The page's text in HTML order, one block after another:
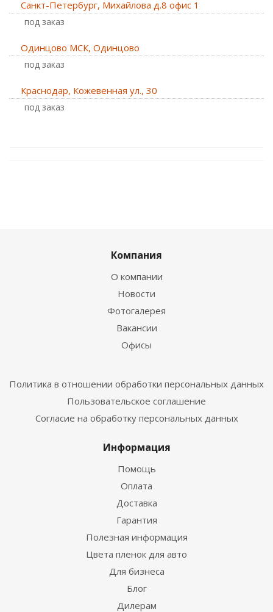
Санкт-Петербург, Михайлова д.8 офис 1
Под заказ
Одинцово МСК, Одинцово
Под заказ
Краснодар, Кожевенная ул., 30
Под заказ
Компания
О компании
Новости
Фотогалерея
Вакансии
Офисы
Политика в отношении обработки персональных данных
Пользовательское соглашение
Согласие на обработку персональных данных
Информация
Помощь
Оплата
Доставка
Гарантия
Полезная информация
Цвета пленок для авто
Для бизнеса
Блог
Дилерам